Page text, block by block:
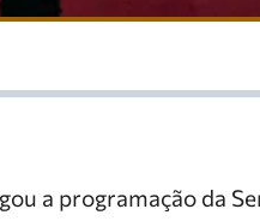
a programação da